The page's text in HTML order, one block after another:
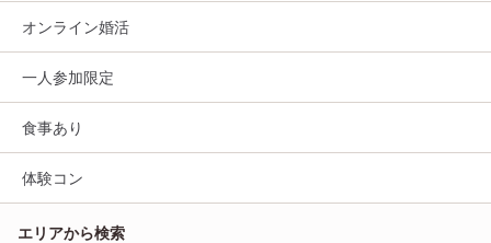
オンライン婚活
一人参加限定
食事あり
体験コン
エリアから検索